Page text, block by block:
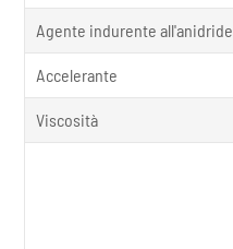
Agente indurente all'anidride
Accelerante
Viscosità